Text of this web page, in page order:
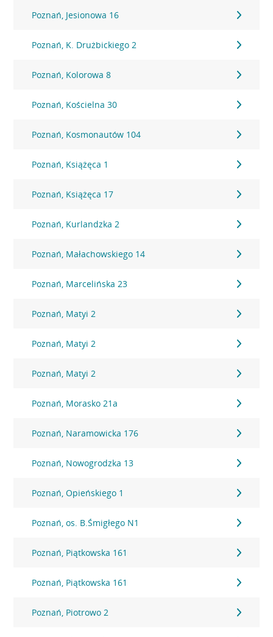
Poznań, Jesionowa 16
Poznań, K. Drużbickiego 2
Poznań, Kolorowa 8
Poznań, Kościelna 30
Poznań, Kosmonautów 104
Poznań, Książęca 1
Poznań, Książęca 17
Poznań, Kurlandzka 2
Poznań, Małachowskiego 14
Poznań, Marcelińska 23
Poznań, Matyi 2
Poznań, Matyi 2
Poznań, Matyi 2
Poznań, Morasko 21a
Poznań, Naramowicka 176
Poznań, Nowogrodzka 13
Poznań, Opieńskiego 1
Poznań, os. B.Śmigłego N1
Poznań, Piątkowska 161
Poznań, Piątkowska 161
Poznań, Piotrowo 2